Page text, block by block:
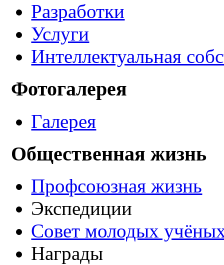
Разработки
Услуги
Интеллектуальная
Фотогалерея
Галерея
Общественная жизнь
Профсоюзная жизнь
Экспедиции
Совет молодых
Награды